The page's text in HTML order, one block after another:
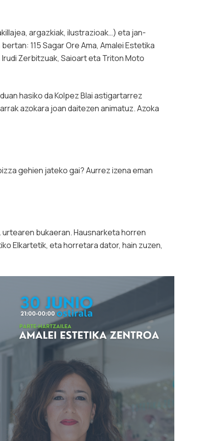
argazkiak, ilustrazioak…) eta jan-
115 Sagar Ore Ama, Amalei Estetika
Zerbitzuak, Saioart eta Triton Moto
hasiko daKolpez Blaiastigartarrez
azokara joan daitezen animatuz. Azoka
gehien jateko gai?Aurrez izena eman
bukaeran. Hausnarketa horren
Elkartetik, eta horretara dator, hain zuzen,